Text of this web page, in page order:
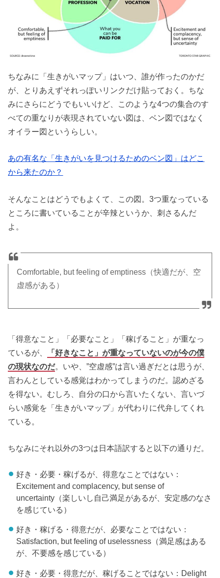
ちなみに「生きがいマップ」はいつ、誰が作ったのかだ
が、とりあえずそれっぽいリンクだけ貼っておく。ちな
みにさらにどうでもいいけど、このような4つの集合のす
べての重なりが表現されていない図は、ベン図ではなく
オイラー図というらしい。
あの有名な「生きがいを見つけるためのベン図」はどこ
から来たのか？
そんなことはどうでもよくて、この図。3つ重なっている
ところに書いていることが辛辣というか、刺さるんだ
よ。
Comfortable, but feeling of emptiness（快適だが、空
虚感がある）
「得意なこと」「必要なこと」「稼げること」が重なっ
ているが、
「好きなこと」が重なっていないのが今の僕
の現状なのだ。いや、”空虚感”は言い過ぎだとは思うが、
言わんとしている感覚はわかってしまうのだ。認めざる
を得ない。むしろ、自分の口から言いたくない、言いづ
らい感覚を「生きがいマップ」が代わりに代弁してくれ
ている。
ちなみにそれ以外の3つは日本語訳すると以下の通りだ。
好き・必要・稼げるが、得意なことではない：
Excitement and complacency, but sense of
uncertainty（楽しいし自己満足があるが、安定感のなさ
を感じている）
好き・稼げる・得意だが、必要なことではない：
Satisfaction, but feeling of uselessness（満足感はある
が、不要感を感じている）
好き・必要・得意だが、稼げることではない：Delight